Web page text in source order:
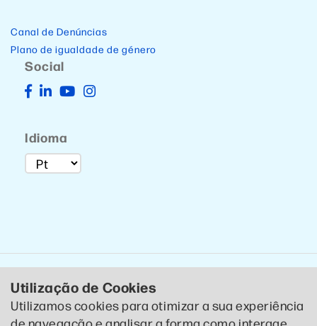
Canal de Denúncias
Plano de igualdade de género
Social
Idioma
Utilização de Cookies
Utilizamos cookies para otimizar a sua experiência